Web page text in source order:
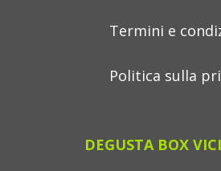
Termini e
Politica sulla
DEGUSTA BOX